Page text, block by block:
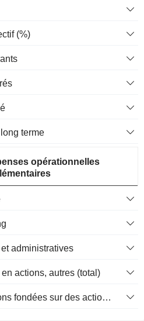
(%)
terme
opérationnelles
administratives
actions, autres (total)
Total des rémunérations fondées sur des actions